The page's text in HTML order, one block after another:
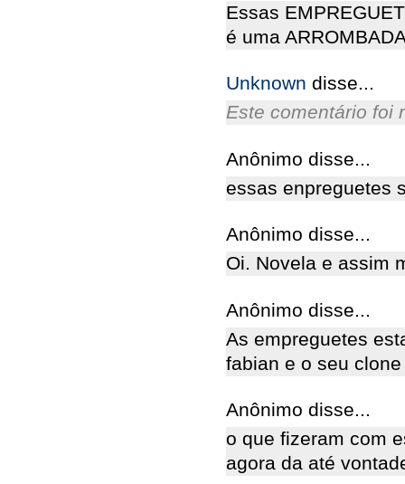
Essas
é uma
Unknown disse...
Este comentário foi
Anônimo disse...
essas enpreguetes
Anônimo disse...
Oi. Novela e assim
Anônimo disse...
As empreguetes
fabian e o seu
Anônimo disse...
o que fizeram com
agora da até